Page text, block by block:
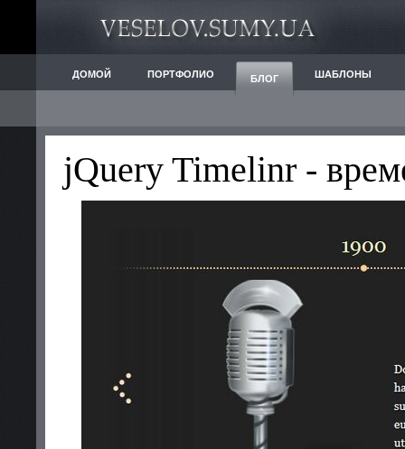
ДОМОЙ ПОРТФОЛИО БЛОГ ШАБЛОНЫ
jQuery Timelinr -